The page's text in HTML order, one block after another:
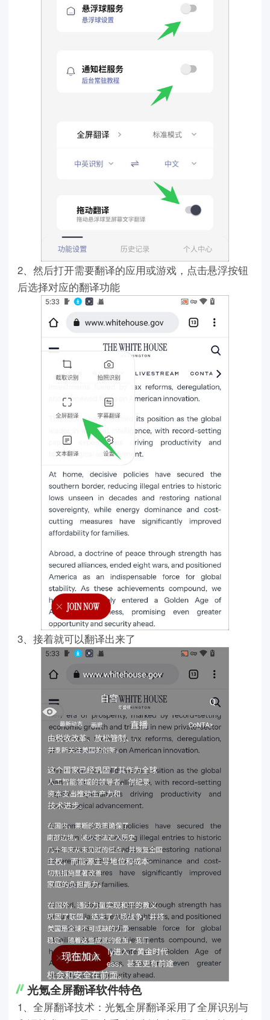
2、然后打开需要翻译的应用或游戏，点击悬浮按钮
后选择对应的翻译功能
3、接着就可以翻译出来了
光氪全屏翻译软件特色
1、全屏翻译技术：光氪全屏翻译采用了全屏识别与